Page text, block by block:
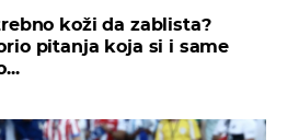
koži da zablista?
pitanja koja si i same